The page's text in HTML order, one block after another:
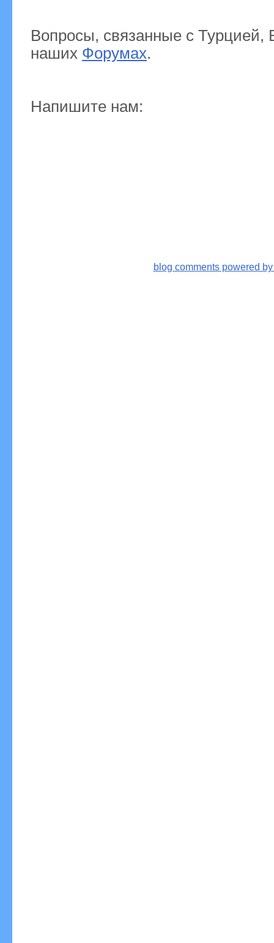
Вопросы, связанные с Турцией,
наших Форумах.
Напишите нам:
blog comments powered